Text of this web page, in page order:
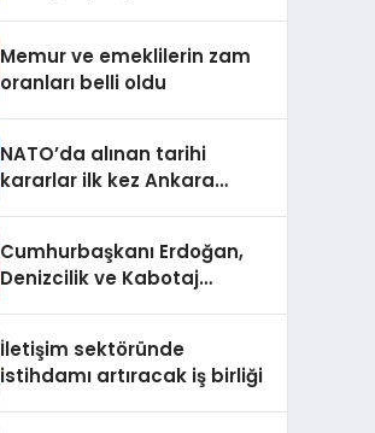
Memur ve emeklilerin zam
oranları belli oldu
NATO’da alınan tarihi
kararlar ilk kez Ankara
Cumhurbaşkanı Erdoğan,
Denizcilik ve Kabotaj
İletişim sektöründe
istihdamı artıracak iş birliği